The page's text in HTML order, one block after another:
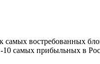
самых востребованных
10 самых прибыльных в